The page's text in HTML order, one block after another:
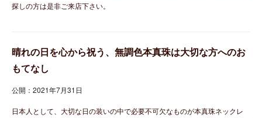
探しの方は是非ご来店下さい。
晴れの日を心から祝う、無調色本真珠は大切な方へのお
もてなし
公開：2021年7月31日
日本人として、大切な日の装いの中で必要不可欠なものが本真珠ネックレ